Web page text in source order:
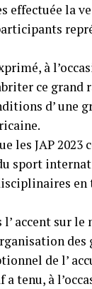
effectuée la
à
ce
d’ une
les JAP
sport
en
accent sur
de l’
tenu, à